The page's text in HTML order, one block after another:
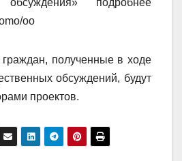
oo
полученные в ходе
обсуждений, будут
проектов.